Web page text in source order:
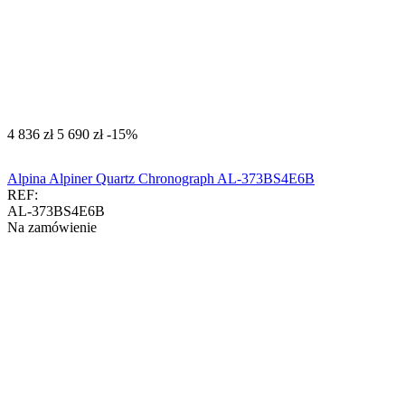
‍4 836‍ zł ‍5 690‍ zł -15%
Alpina Alpiner Quartz Chronograph AL-373BS4E6B
REF:
AL-373BS4E6B
Na zamówienie